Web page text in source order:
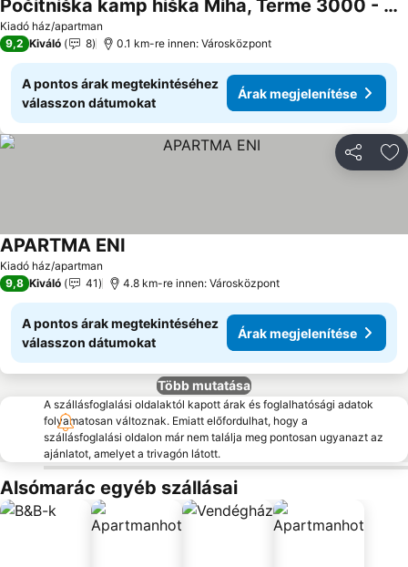
Kiadó ház/apartman
Počitniška kamp hiška Miha, Terme 3000 - VKLJUČENI 2 KOPALNI KARTI
Árak megjelenítése
9,2 Kiváló 8 0.1 km-re innen: Városközpont
A pontos árak megtekintéséhez
válasszon dátumokat
Árak megjelenítése
Kiadó ház/apartman
APARTMA ENI
9,8 Kiváló 41 4.8 km-re innen: Városközpont
A pontos árak megtekintéséhez
válasszon dátumokat
Árak megjelenítése
Több mutatása
A szállásfoglalási oldalaktól kapott árak és foglalhatósági adatok
folyamatosan változnak. Emiatt előfordulhat, hogy a
szállásfoglalási oldalon már nem találja meg pontosan ugyanazt az
ajánlatot, amelyet a trivagón látott.
Alsómarác egyéb szállásai